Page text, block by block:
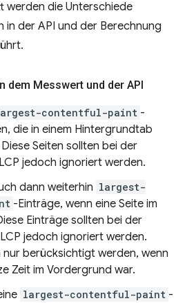
werden die Unterschiede
in der API und der Berechnung
dem Messwert und der API
contentful-paint -
die in einem Hintergrundtab
Seiten sollten bei der
jedoch ignoriert werden.
dann weiterhin largest-
-Einträge, wenn eine Seite im
Einträge sollten bei der
jedoch ignoriert werden.
nur berücksichtigt werden, wenn
Zeit im Vordergrund war.
largest-contentful-paint -